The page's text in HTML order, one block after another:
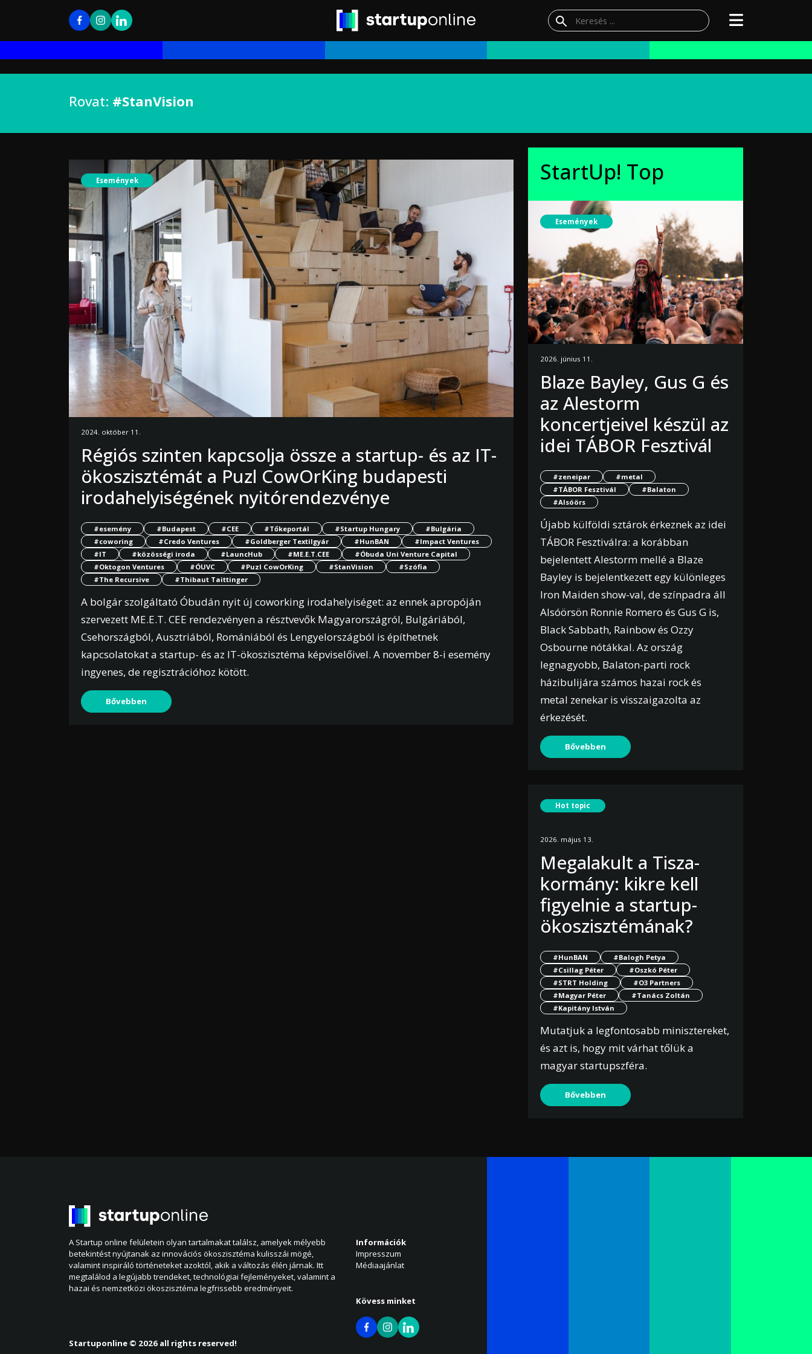
Rovat: #StanVision
Események
2024. október 11.
Régiós szinten kapcsolja össze a startup- és az IT-
ökoszisztémát a Puzl CowOrKing budapesti
irodahelyiségének nyitórendezvénye
#esemény #Budapest #CEE #Tőkeportál #Startup Hungary
#Bulgária
#coworing
#Credo Ventures #Goldberger Textilgyár #HunBAN
#Impact Ventures
#IT
#közösségi iroda #LauncHub #ME.E.T.CEE
#Óbuda Uni Venture Capital
#Oktogon Ventures
#ÓUVC #Puzl CowOrKing #StanVision
#Szófia
#The Recursive
#Thibaut Taittinger
A bolgár szolgáltató Óbudán nyit új coworking irodahelyiséget: az ennek apropóján
szervezett ME.E.T. CEE rendezvényen a résztvevők Magyarországról, Bulgáriából,
Csehországból, Ausztriából, Romániából és Lengyelországból is építhetnek
kapcsolatokat a startup- és az IT-ökoszisztéma képviselőivel. A november 8-i esemény
ingyenes, de regisztrációhoz kötött.
Bővebben
StartUp! Top
Események
2026. június 11.
Blaze Bayley, Gus G és
az Alestorm
koncertjeivel készül az
idei TÁBOR Fesztivál
#zeneipar
#metal
#TÁBOR Fesztivál
#Balaton
#Alsóörs
Újabb külföldi sztárok érkeznek az idei
TÁBOR Fesztiválra: a korábban
bejelentett Alestorm mellé a Blaze
Bayley is bejelentkezett egy különleges
Iron Maiden show-val, de színpadra áll
Alsóörsön Ronnie Romero és Gus G is,
Black Sabbath, Rainbow és Ozzy
Osbourne nótákkal. Az ország
legnagyobb, Balaton-parti rock
házibulijára számos hazai rock és
metal zenekar is visszaigazolta az
érkezését.
Bővebben
Hot topic
2026. május 13.
Megalakult a Tisza-
kormány: kikre kell
figyelnie a startup-
ökoszisztémának?
#HunBAN
#Balogh Petya
#Csillag Péter
#Oszkó Péter
#STRT Holding
#O3 Partners
#Magyar Péter
#Tanács Zoltán
#Kapitány István
Mutatjuk a legfontosabb minisztereket,
és azt is, hogy mit várhat tőlük a
magyar startupszféra.
Bővebben
A Startup online felületein olyan tartalmakat találsz, amelyek mélyebb
betekintést nyújtanak az innovációs ökoszisztéma kulisszái mögé,
valamint inspiráló történeteket azoktól, akik a változás élén járnak. Itt
megtalálod a legújabb trendeket, technológiai fejleményeket, valamint a
hazai és nemzetközi ökoszisztéma legfrissebb eredményeit.
Információk
Impresszum
Médiaajánlat
Kövess minket
Startuponline © 2026 all rights reserved!